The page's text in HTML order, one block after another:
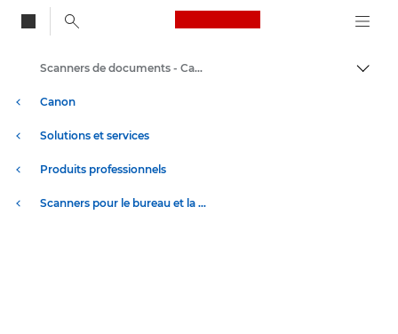
Canon Logo, back
Canon
Solutions et services
Produits professionnels
Scanners pour le bureau et la maison
Scanners de documents - Canon Suisse